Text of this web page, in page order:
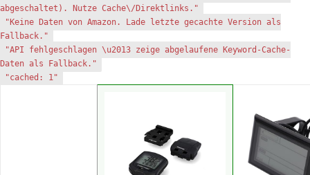
abgeschaltet). Nutze Cache\/Direktlinks."
"Keine Daten von Amazon. Lade letzte gecachte Version als
Fallback."
"API fehlgeschlagen \u2013 zeige abgelaufene Keyword-Cache-
Daten als Fallback."
"cached: 1"